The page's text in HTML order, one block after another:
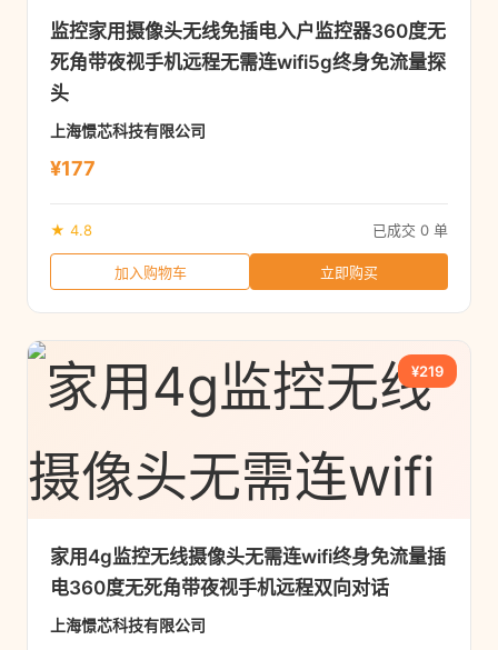
监控家用摄像头无线免插电入户监控器360度无
死角带夜视手机远程无需连wifi5g终身免流量探
头
上海憬芯科技有限公司
¥177
★ 4.8 已成交 0 单
加入购物车 立即购买
¥219
家用4g监控无线摄像头无需连wifi终身免流量插
电360度无死角带夜视手机远程双向对话
上海憬芯科技有限公司